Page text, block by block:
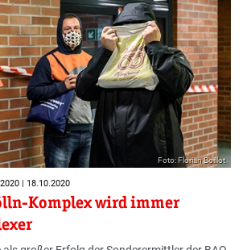
Foto: Florian Boillot
| 18.10.2020
Komplex wird immer